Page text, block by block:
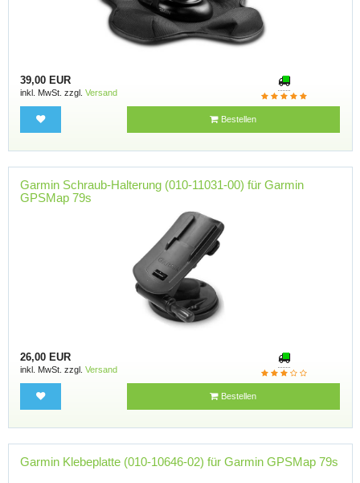
39,00 EUR
inkl. MwSt. zzgl. Versand
Bestellen
Garmin Schraub-Halterung (010-11031-00) für Garmin
GPSMap 79s
26,00 EUR
inkl. MwSt. zzgl. Versand
Bestellen
Garmin Klebeplatte (010-10646-02) für Garmin GPSMap 79s